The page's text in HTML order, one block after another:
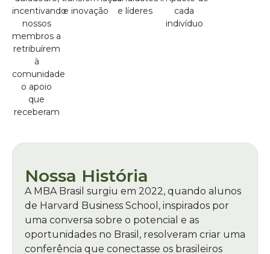
incentivando
nossos
membros a
retribuírem
à
comunidade
o apoio
que
receberam
e inovação
e líderes
cada
indivíduo
Nossa História
A MBA Brasil surgiu em 2022, quando alunos
de Harvard Business School, inspirados por
uma conversa sobre o potencial e as
oportunidades no Brasil, resolveram criar uma
conferência que conectasse os brasileiros